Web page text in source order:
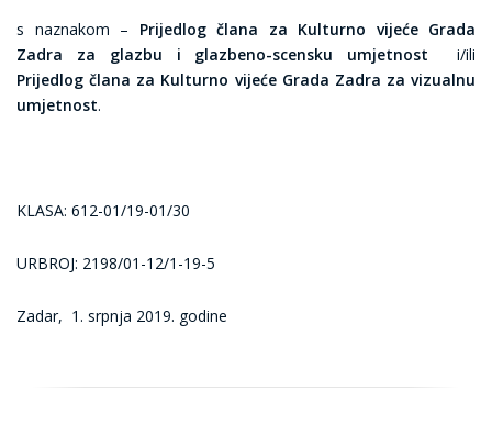
s naznakom – Prijedlog člana za Kulturno vijeće Grada
Zadra za glazbu i glazbeno-scensku umjetnost i/ili
Prijedlog člana za Kulturno vijeće Grada Zadra za vizualnu
umjetnost.
KLASA: 612-01/19-01/30
URBROJ: 2198/01-12/1-19-5
Zadar, 1. srpnja 2019. godine